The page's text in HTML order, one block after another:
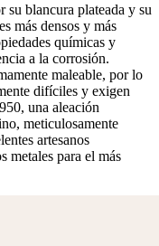
su blancura plateada y su
más densos y más
químicas y
a la corrosión.
maleable, por lo
difíciles y exigen
una aleación
meticulosamente
artesanos
metales para el más